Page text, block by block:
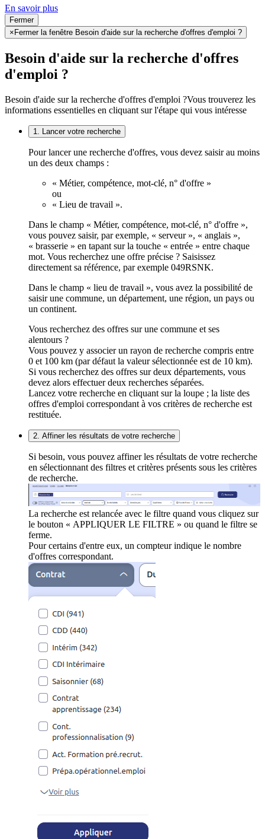
En savoir plus
Fermer
× Fermer la fenêtre Besoin d'aide sur la recherche d'offres d'emploi ?
Besoin d'aide sur la recherche d'offres
d'emploi ?
Besoin d'aide sur la recherche d'offres d'emploi ?Vous trouverez les
informations essentielles en cliquant sur l'étape qui vous intéresse
1. Lancer votre recherche
Pour lancer une recherche d'offres, vous devez saisir au moins
un des deux champs :
« Métier, compétence, mot-clé, n° d'offre »
ou
« Lieu de travail ».
Dans le champ « Métier, compétence, mot-clé, n° d'offre »,
vous pouvez saisir, par exemple, « serveur », « anglais »,
« brasserie » en tapant sur la touche « entrée » entre chaque
mot. Vous recherchez une offre précise ? Saisissez
directement sa référence, par exemple 049RSNK.
Dans le champ « lieu de travail », vous avez la possibilité de
saisir une commune, un département, une région, un pays ou
un continent.
Vous recherchez des offres sur une commune et ses
alentours ?
Vous pouvez y associer un rayon de recherche compris entre
0 et 100 km (par défaut la valeur sélectionnée est de 10 km).
Si vous recherchez des offres sur deux départements, vous
devez alors effectuer deux recherches séparées.
Lancez votre recherche en cliquant sur la loupe ; la liste des
offres d'emploi correspondant à vos critères de recherche est
restituée.
2. Affiner les résultats de votre recherche
Si besoin, vous pouvez affiner les résultats de votre recherche
en sélectionnant des filtres et critères présents sous les critères
de recherche.
La recherche est relancée avec le filtre quand vous cliquez sur
le bouton « APPLIQUER LE FILTRE » ou quand le filtre se
ferme.
Pour certains d'entre eux, un compteur indique le nombre
d'offres correspondant.